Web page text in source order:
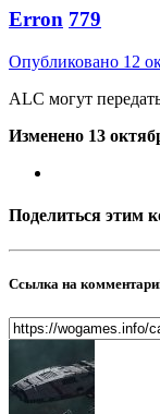
Erron 779
Опубликовано 12
ALC могут
Изменено 13
Поделиться этим
Ссылка на